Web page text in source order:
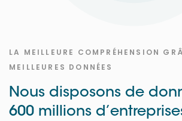
LA MEILLEURE COMPRÉHENSION
MEILLEURES DONNÉES
Nous disposons de
600 millions